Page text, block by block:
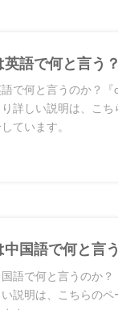
英語で何と言う？
語で何と言うのか？
詳しい説明は、こち
ています。
中国語で何と言
国語で何と言うのか
説明は、こちらの